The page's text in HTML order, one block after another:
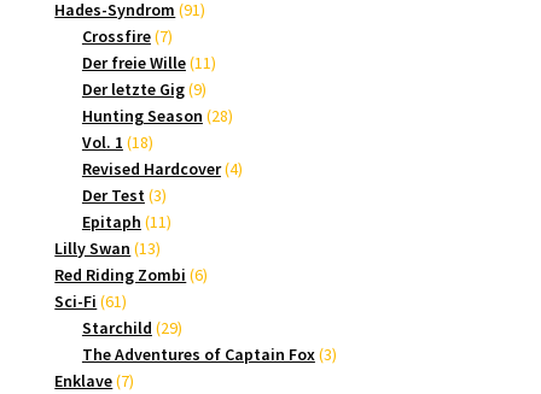
Produkte
Hades-Syndrom 9191
Crossfire 77
Produkte
Der freie Wille 1111
Der letzte Gig 99
Produkte
Hunting Season 2828
Vol. 1 1818
Produkte
Revised Hardcover 44
Der Test 33
Produkte
Epitaph 1111
Lilly Swan 1313
Produkte
Red Riding Zombi 66
Sci-Fi 6161
Produkte
Starchild 2929
Produkte
The Adventures of Captain Fox 33
Enklave 77